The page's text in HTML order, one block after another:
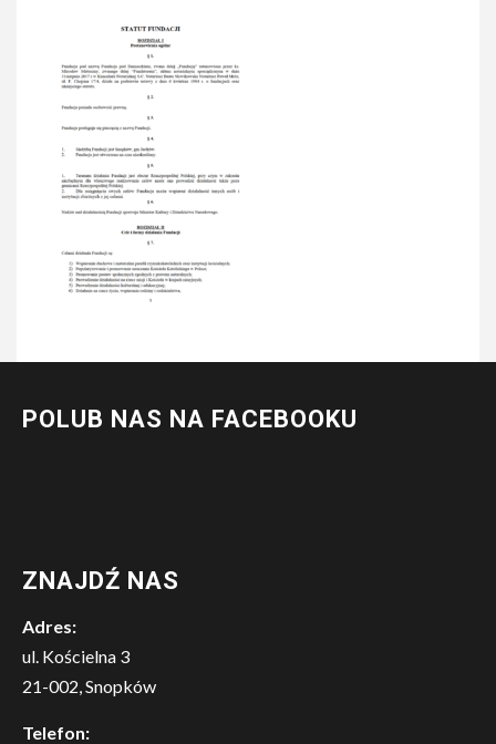
POLUB NAS NA FACEBOOKU
ZNAJDŹ NAS
Adres:
ul. Kościelna 3
21-002, Snopków
Telefon: